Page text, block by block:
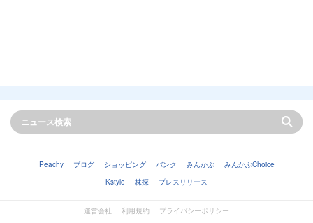
Peachy ブログ ショッピング バンク みんかぶ
みんかぶChoice
Kstyle
株探 プレスリリース
運営会社 利用規約 プライバシーポリシー